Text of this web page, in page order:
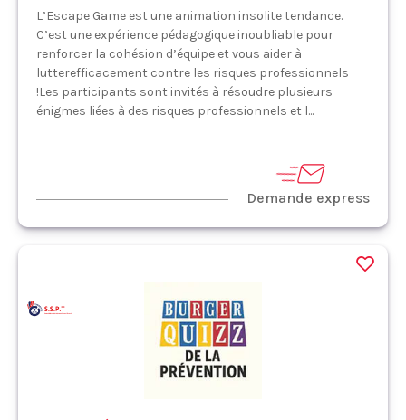
L’Escape Game est une animation insolite tendance.
C’est une expérience pédagogique inoubliable pour
renforcer la cohésion d’équipe et vous aider à
lutterefficacement contre les risques professionnels
!Les participants sont invités à résoudre plusieurs
énigmes liées à des risques professionnels et l...
Demande express